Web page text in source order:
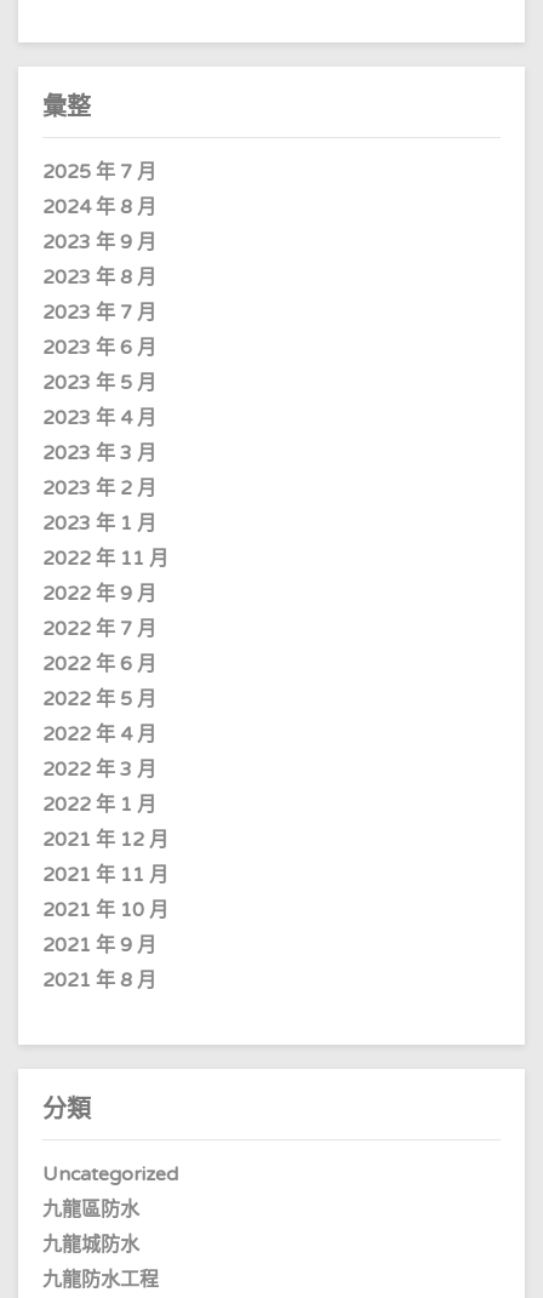
彙整
2025 年 7 月
2024 年 8 月
2023 年 9 月
2023 年 8 月
2023 年 7 月
2023 年 6 月
2023 年 5 月
2023 年 4 月
2023 年 3 月
2023 年 2 月
2023 年 1 月
2022 年 11 月
2022 年 9 月
2022 年 7 月
2022 年 6 月
2022 年 5 月
2022 年 4 月
2022 年 3 月
2022 年 1 月
2021 年 12 月
2021 年 11 月
2021 年 10 月
2021 年 9 月
2021 年 8 月
分類
Uncategorized
九龍區防水
九龍城防水
九龍防水工程